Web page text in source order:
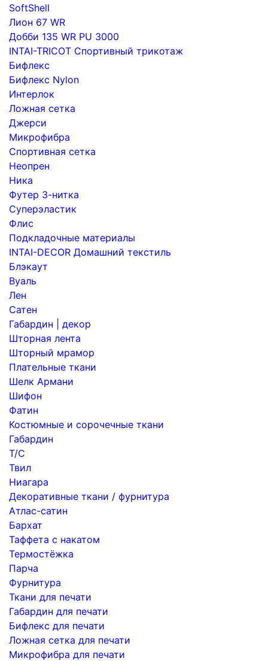
SoftShell
Лион 67 WR
Добби 135 WR PU 3000
INTAI-TRICOT Спортивный трикотаж
Бифлекс
Бифлекс Nylon
Интерлок
Ложная сетка
Джерси
Микрофибра
Спортивная сетка
Неопрен
Ника
Футер 3-нитка
Суперэластик
Флис
Подкладочные материалы
INTAI-DECOR Домашний текстиль
Блэкаут
Вуаль
Лен
Сатен
Габардин | декор
Шторная лента
Шторный мрамор
Плательные ткани
Шелк Армани
Шифон
Фатин
Костюмные и сорочечные ткани
Габардин
Т/С
Твил
Ниагара
Декоративные ткани / фурнитура
Атлас-сатин
Бархат
Таффета с накатом
Термостёжка
Парча
Фурнитура
Ткани для печати
Габардин для печати
Бифлекс для печати
Ложная сетка для печати
Микрофибра для печати